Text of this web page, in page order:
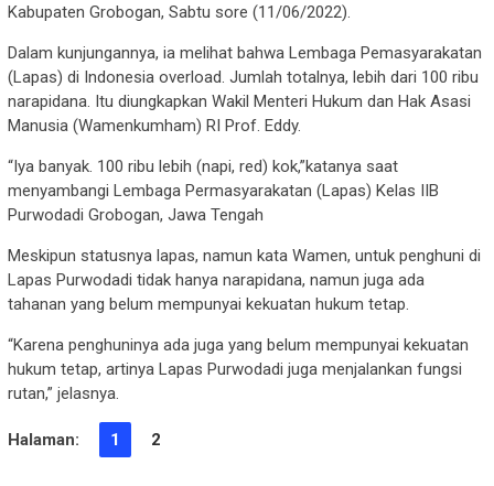
Kabupaten Grobogan, Sabtu sore (11/06/2022).
Dalam kunjungannya, ia melihat bahwa Lembaga Pemasyarakatan
(Lapas) di Indonesia overload. Jumlah totalnya, lebih dari 100 ribu
narapidana. Itu diungkapkan Wakil Menteri Hukum dan Hak Asasi
Manusia (Wamenkumham) RI Prof. Eddy.
“Iya banyak. 100 ribu lebih (napi, red) kok,”katanya saat
menyambangi Lembaga Permasyarakatan (Lapas) Kelas IIB
Purwodadi Grobogan, Jawa Tengah
Meskipun statusnya lapas, namun kata Wamen, untuk penghuni di
Lapas Purwodadi tidak hanya narapidana, namun juga ada
tahanan yang belum mempunyai kekuatan hukum tetap.
“Karena penghuninya ada juga yang belum mempunyai kekuatan
hukum tetap, artinya Lapas Purwodadi juga menjalankan fungsi
rutan,” jelasnya.
Halaman: 1 2